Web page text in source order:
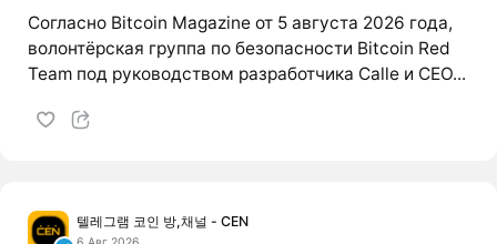
Согласно Bitcoin Magazine от 5 августа 2026 года,
волонтёрская группа по безопасности Bitcoin Red
Team под руководством разработчика Calle и CEO...
텔레그램 코인 방,채널 - CEN